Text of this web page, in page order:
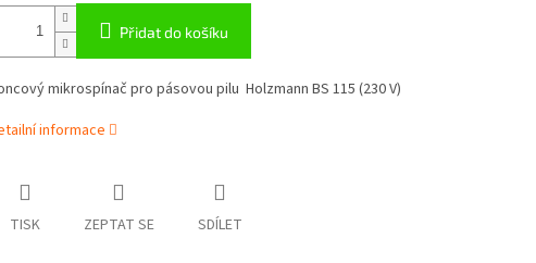
Přidat do košíku
mikrospínač pro pásovou pilu Holzmann BS 115 (230 V)
informace
TISK ZEPTAT SE SDÍLET